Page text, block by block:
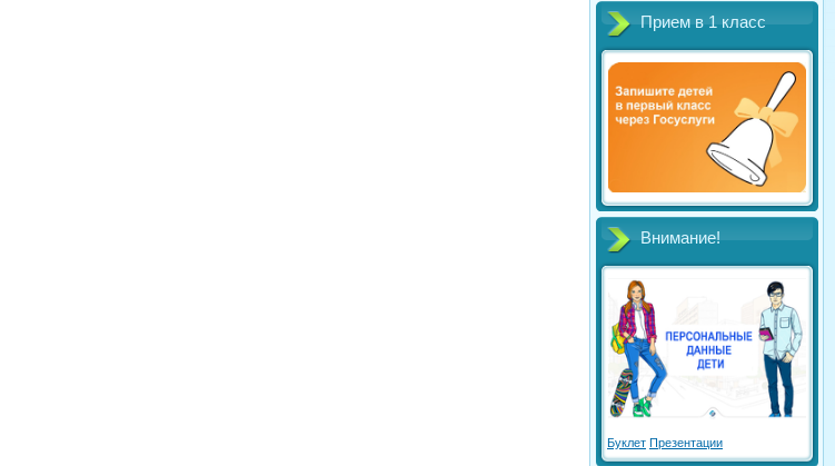
Прием в 1 класс
Внимание!
Буклет Презентации